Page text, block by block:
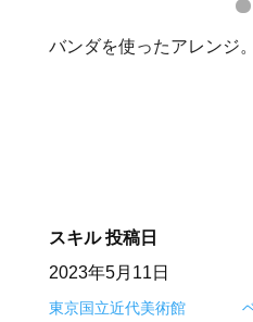
バンダを使ったアレンジ
スキル 投稿日
2023年5月11日
東京国立近代美術館